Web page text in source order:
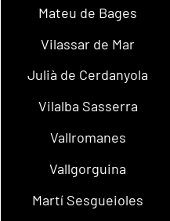
Mateu de Bages
Vilassar de Mar
Julià de Cerdanyola
Vilalba Sasserra
Vallromanes
Vallgorguina
Martí Sesgueioles